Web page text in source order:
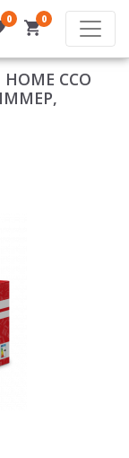
0 0
ССО